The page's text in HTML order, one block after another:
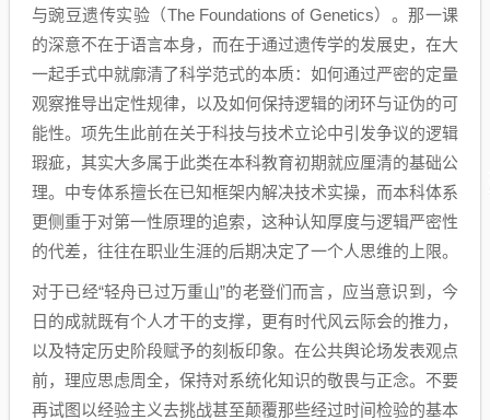
与豌豆遗传实验（The Foundations of Genetics）。那一课
的深意不在于语言本身，而在于通过遗传学的发展史，在大
一起手式中就廓清了科学范式的本质：如何通过严密的定量
观察推导出定性规律，以及如何保持逻辑的闭环与证伪的可
能性。项先生此前在关于科技与技术立论中引发争议的逻辑
瑕疵，其实大多属于此类在本科教育初期就应厘清的基础公
理。中专体系擅长在已知框架内解决技术实操，而本科体系
更侧重于对第一性原理的追索，这种认知厚度与逻辑严密性
的代差，往往在职业生涯的后期决定了一个人思维的上限。
对于已经“轻舟已过万重山”的老登们而言，应当意识到，今
日的成就既有个人才干的支撑，更有时代风云际会的推力，
以及特定历史阶段赋予的刻板印象。在公共舆论场发表观点
前，理应思虑周全，保持对系统化知识的敬畏与正念。不要
再试图以经验主义去挑战甚至颠覆那些经过时间检验的基本